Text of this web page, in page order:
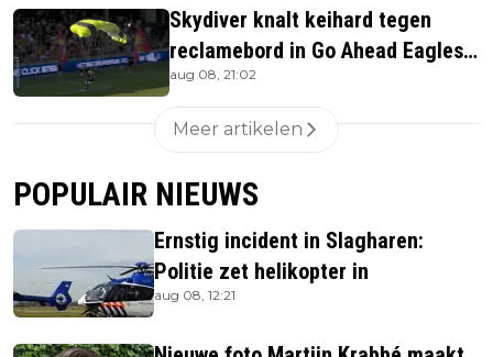
Skydiver knalt keihard tegen
reclamebord in Go Ahead Eagles-
stadion
aug 08, 21:02
Meer artikelen
POPULAIR NIEUWS
Ernstig incident in Slagharen:
Politie zet helikopter in
aug 08, 12:21